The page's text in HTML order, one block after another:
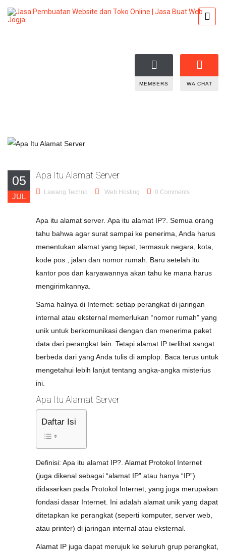
MEMBERS WA CHAT
05
JUL
Apa Itu Alamat Server
Lawang Techno Web Hosting 0 Comments
Apa itu alamat server. Apa itu alamat IP?. Semua orang
tahu bahwa agar surat sampai ke penerima, Anda harus
menentukan alamat yang tepat, termasuk negara, kota,
kode pos , jalan dan nomor rumah. Baru setelah itu
kantor pos dan karyawannya akan tahu ke mana harus
mengirimkannya.
Sama halnya di Internet: setiap perangkat di jaringan
internal atau eksternal memerlukan “nomor rumah” yang
unik untuk berkomunikasi dengan dan menerima paket
data dari perangkat lain. Tetapi alamat IP terlihat sangat
berbeda dari yang Anda tulis di amplop. Baca terus untuk
mengetahui lebih lanjut tentang angka-angka misterius
ini.
Apa Itu Alamat Server
Daftar Isi
Definisi: Apa itu alamat IP?. Alamat Protokol Internet
(juga dikenal sebagai “alamat IP” atau hanya “IP”)
didasarkan pada Protokol Internet, yang juga merupakan
fondasi dasar Internet. Ini adalah alamat unik yang dapat
ditetapkan ke perangkat (seperti komputer, server web,
atau printer) di jaringan internal atau eksternal.
Alamat IP juga dapat merujuk ke seluruh grup perangkat,